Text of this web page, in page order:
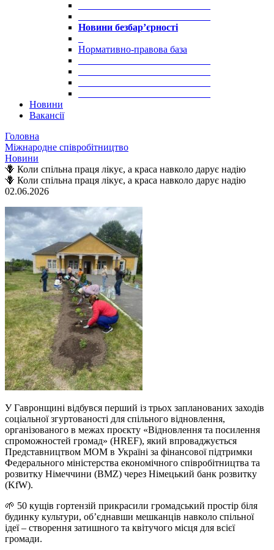
Новини безбар’єрності
Нормативно-правова база
Новини
Вакансії
Головна
Міжнародне співробітництво
Новини
🪻 Коли спільна праця лікує, а краса навколо дарує надію
🪻 Коли спільна праця лікує, а краса навколо дарує надію
02.06.2026
У Гавронщині відбувся перший із трьох запланованих заходів
соціальної згуртованості для спільного відновлення,
організованого в межах проєкту «Відновлення та посилення
спроможностей громад» (HREF), який впроваджується
Представництвом МОМ в Україні за фінансової підтримки
Федерального міністерства економічного співробітництва та
розвитку Німеччини (BMZ) через Німецький банк розвитку
(KfW).
🌱 50 кущів гортензій прикрасили громадський простір біля
будинку культури, об’єднавши мешканців навколо спільної
ідеї – створення затишного та квітучого місця для всієї
громади.